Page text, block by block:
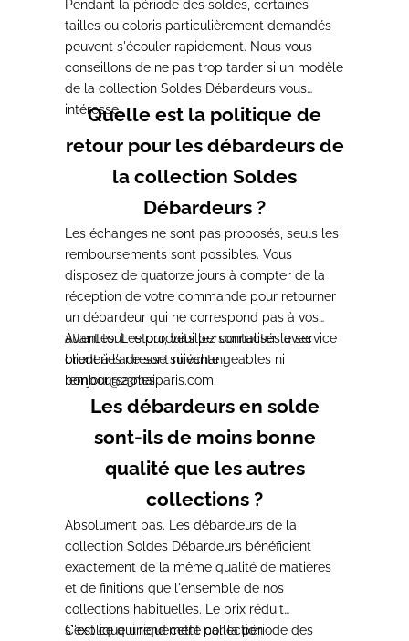
Pendant la période des soldes, certaines
tailles ou coloris particulièrement demandés
peuvent s'écouler rapidement. Nous vous
conseillons de ne pas trop tarder si un modèle
de la collection Soldes Débardeurs vous
intéresse.
Quelle est la politique de
retour pour les débardeurs de
la collection Soldes
Débardeurs ?
Les échanges ne sont pas proposés, seuls les
remboursements sont possibles. Vous
disposez de quatorze jours à compter de la
réception de votre commande pour retourner
un débardeur qui ne correspond pas à vos
attentes. Lesproduits personnalisés avec
broderiesne sont ni échangeables ni
remboursables.
Avant tout retour,veuillez contacter le service
client àl'adresse suivante :
bonjour@23maiparis.com.
Les débardeurs en solde
sont-ils de moins bonne
qualité que les autres
collections ?
Absolument pas. Les débardeurs de la
collection Soldes Débardeurs bénéficient
exactement de la même qualité de matières
et de finitions que l'ensemble de nos
collections habituelles. Le prix réduit
s'explique uniquement par la période des
C'est cequi rend cette collection